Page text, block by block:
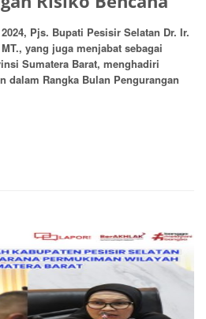
Pjs. Bupati Pesisir Selatan Dr. Ir.
yang juga menjabat sebagai
Sumatera Barat, menghadiri
dalam Rangka Bulan Pengurangan